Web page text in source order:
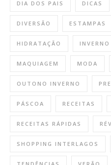
DIA DOS PAIS DICAS
DIVERSÃO ESTAMPAS
HIDRATAÇÃO INVERNO
MAQUIAGEM MODA
OUTONO INVERNO
PÁSCOA RECEITAS
RECEITAS RÁPIDAS
SHOPPING INTERLAGOS